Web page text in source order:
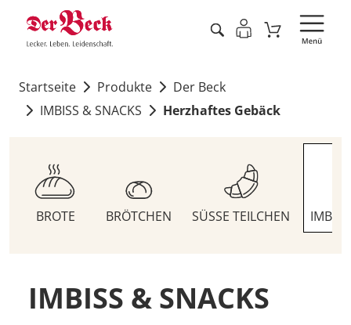
Startseite Produkte
Der Beck
IMBISS & SNACKS
Herzhaftes Gebäck
BROTE BRÖTCHEN SÜSSE TEILCHEN
IMBISS & SNACKS